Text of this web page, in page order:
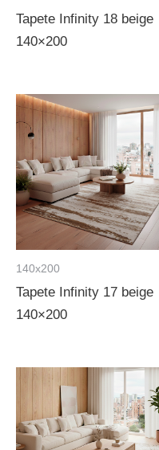
Tapete Infinity 18 beige
140×200
140x200
Tapete Infinity 17 beige
140×200